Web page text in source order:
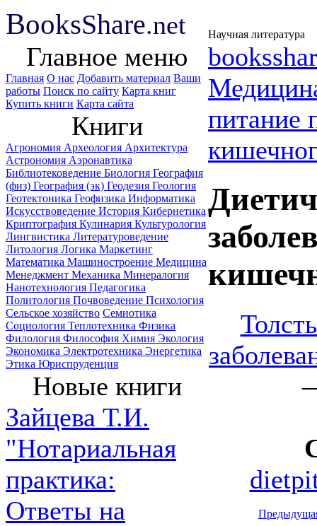
BooksShare.net Научная литература
Главное меню
Главная О нас Добавить материал Ваши
работы Поиск по сайту Карта книг
Купить книги Карта сайта
Книги
Агрономия Археология Архитектура
Астрономия Аэронавтика
Библиотековедение Биология География
(физ) География (эк) Геодезия Геология
Геотектоника Геофизика Информатика
Искусствоведение История Кибернетика
Криптография Кулинария Культурология
Лингвистика Литературоведение
Литология Логика Маркетинг
Математика Машиностроение Медицина
Менеджмент Механика Минералогия
Нанотехнология Педагогика
Политология Почвоведение Психология
Сельское хозяйство Семиотика
Социология Теплотехника Физика
Филология Философия Химия Экология
Экономика Электротехника Энергетика
Этика Юриспруденция
Новые книги
Зайцева Т.И.
"Нотариальная
практика:
Ответы на
питание